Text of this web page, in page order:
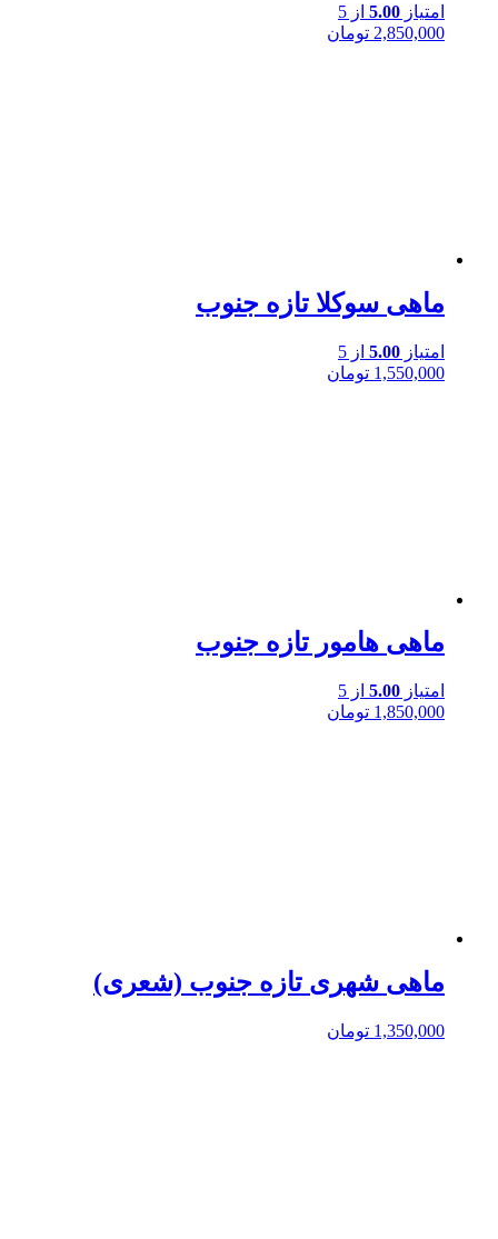
امتیاز 5.00 از 5
2,850,000 تومان
ماهی سوکلا تازه جنوب
امتیاز 5.00 از 5
1,550,000 تومان
ماهی هامور تازه جنوب
امتیاز 5.00 از 5
1,850,000 تومان
ماهی شهری تازه جنوب (شعری)
1,350,000 تومان